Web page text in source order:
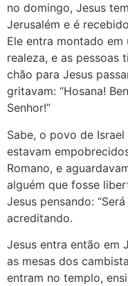
no domingo, Jesus
Jerusalém e é
Ele entra montado em
realeza, e as pessoas
chão para Jesus
gritavam: “Hosana!
Senhor!”
Sabe, o povo de
estavam
Romano, e
alguém que fosse
Jesus pensando:
acreditando.
Jesus entra então em
as mesas dos
entram no templo,